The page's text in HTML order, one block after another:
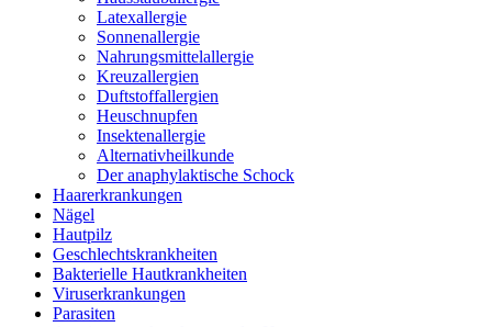
Latexallergie
Sonnenallergie
Nahrungsmittelallergie
Kreuzallergien
Duftstoffallergien
Heuschnupfen
Insektenallergie
Alternativheilkunde
Der anaphylaktische Schock
Haarerkrankungen
Nägel
Hautpilz
Geschlechtskrankheiten
Bakterielle Hautkrankheiten
Viruserkrankungen
Parasiten